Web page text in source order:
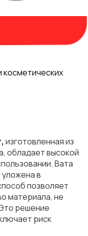
косметических
изготовленная из
обладает высокой
Вата
в
позволяет
материала, не
решение
риск